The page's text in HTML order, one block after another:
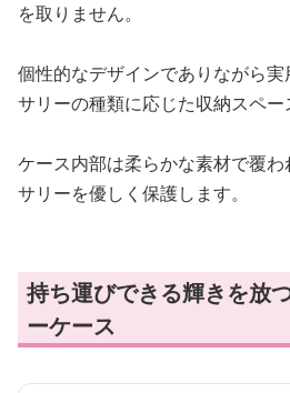
を取りません。
個性的なデザインでありながら
サリーの種類に応じた収納スペー
ケース内部は柔らかな素材で覆
サリーを優しく保護します。
持ち運びできる輝きを放
ーケース